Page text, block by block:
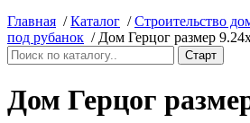
Главная /Каталог /Строительство
под рубанок / Дом Герцог размер
Дом Герцог